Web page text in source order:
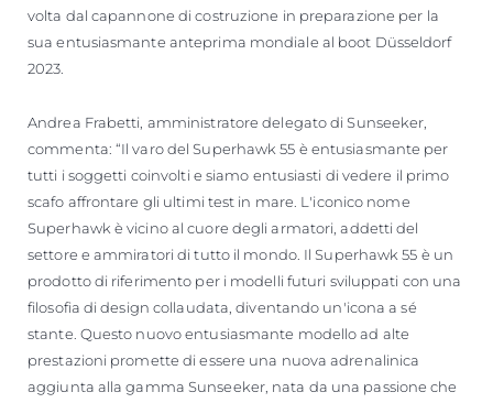
volta dal capannone di costruzione in preparazione per la
sua entusiasmante anteprima mondiale al boot Düsseldorf
2023.
Andrea Frabetti, amministratore delegato di Sunseeker,
commenta: “Il varo del Superhawk 55 è entusiasmante per
tutti i soggetti coinvolti e siamo entusiasti di vedere il primo
scafo affrontare gli ultimi test in mare. L'iconico nome
Superhawk è vicino al cuore degli armatori, addetti del
settore e ammiratori di tutto il mondo. Il Superhawk 55 è un
prodotto di riferimento per i modelli futuri sviluppati con una
filosofia di design collaudata, diventando un'icona a sé
stante. Questo nuovo entusiasmante modello ad alte
prestazioni promette di essere una nuova adrenalinica
aggiunta alla gamma Sunseeker, nata da una passione che